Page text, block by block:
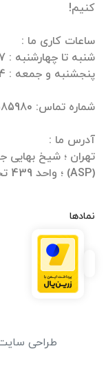
تهران ؛ شیخ بهایی
(ASP) ؛ واحد 439 تجاری
نمادها
طراحی